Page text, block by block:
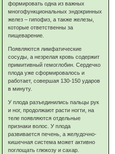
формировать одна из важных
многофункциональных эндокринных
желез – гипофиз, а также железы,
которые ответственны за
пищеварение.
Появляются лимфатические
сосуды, а незрелая кровь содержит
примитивный гемоглобин. Сердечко
плода уже сформировалось и
работает, совершая 130-150 ударов
в минуту.
У плода разъединились пальцы рук
и ног, продолжают расти ногти, на
теле появляются отдельные
признаки волос. У плода
развивается печень, а желудочно-
кишечная система может активно
поглощать глюкозу и сахар.